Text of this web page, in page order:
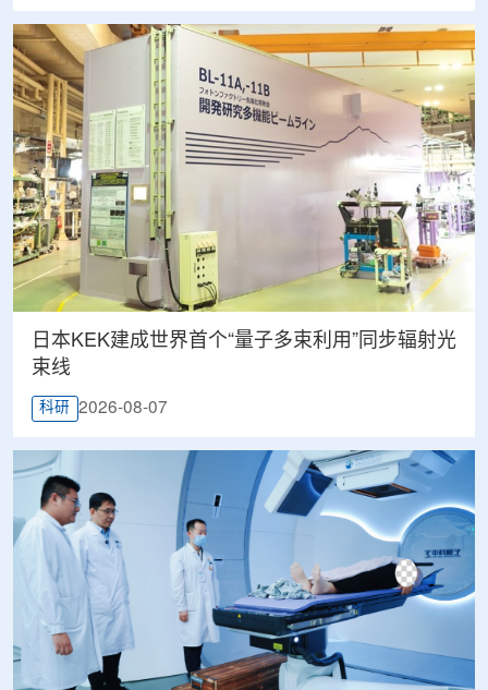
日本KEK建成世界首个“量子多束利用”同步辐射光
束线
科研 2026-08-07